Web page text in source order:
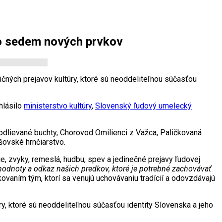
nových prvkov
prejavov kultúry, ktoré sú neoddeliteľnou súčasťou
ministerstvo kultúry, Slovenský ľudový umelecký
buchty, Chorovod Omilienci z Važca, Paličkovaná
hrnčiarstvo.
zvyky, remeslá, hudbu, spev a jedinečné prejavy ľudovej
a odkaz našich predkov, ktoré je potrebné zachovávať
tým, ktorí sa venujú uchovávaniu tradícií a odovzdávajú
ktoré sú neoddeliteľnou súčasťou identity Slovenska a jeho